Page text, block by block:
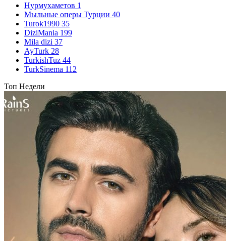
Нурмухаметов 1
Мыльные оперы Турции 40
Turok1990 35
DiziMania 199
Mila dizi 37
AyTurk 28
TurkishTuz 44
TurkSinema 112
Топ Недели